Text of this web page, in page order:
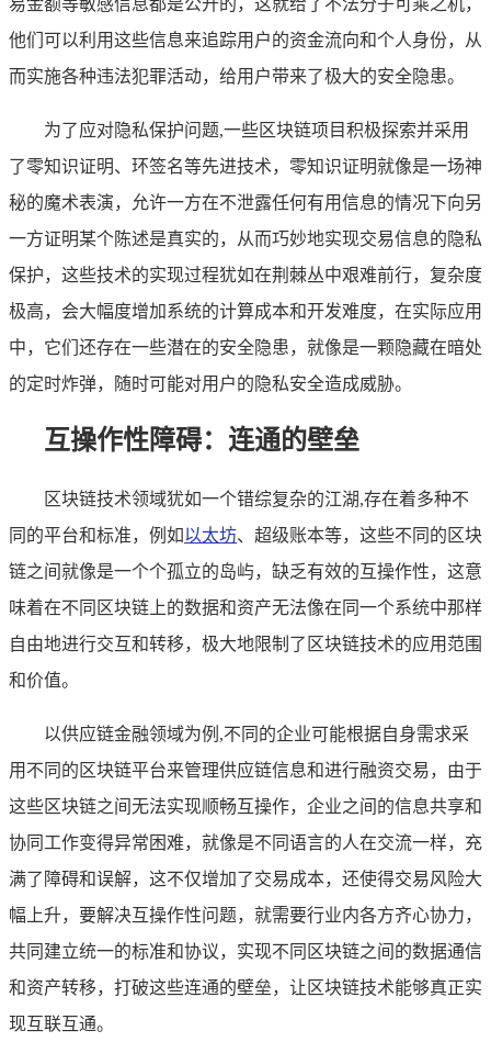
他们可以利用这些信息来追踪用户的资金流向和个人身份，从
而实施各种违法犯罪活动，给用户带来了极大的安全隐患。
为了应对隐私保护问题,一些区块链项目积极探索并采用
了零知识证明、环签名等先进技术，零知识证明就像是一场神
秘的魔术表演，允许一方在不泄露任何有用信息的情况下向另
一方证明某个陈述是真实的，从而巧妙地实现交易信息的隐私
保护，这些技术的实现过程犹如在荆棘丛中艰难前行，复杂度
极高，会大幅度增加系统的计算成本和开发难度，在实际应用
中，它们还存在一些潜在的安全隐患，就像是一颗隐藏在暗处
的定时炸弹，随时可能对用户的隐私安全造成威胁。
互操作性障碍：连通的壁垒
区块链技术领域犹如一个错综复杂的江湖,存在着多种不
同的平台和标准，例如以太坊、超级账本等，这些不同的区块
链之间就像是一个个孤立的岛屿，缺乏有效的互操作性，这意
味着在不同区块链上的数据和资产无法像在同一个系统中那样
自由地进行交互和转移，极大地限制了区块链技术的应用范围
和价值。
以供应链金融领域为例,不同的企业可能根据自身需求采
用不同的区块链平台来管理供应链信息和进行融资交易，由于
这些区块链之间无法实现顺畅互操作，企业之间的信息共享和
协同工作变得异常困难，就像是不同语言的人在交流一样，充
满了障碍和误解，这不仅增加了交易成本，还使得交易风险大
幅上升，要解决互操作性问题，就需要行业内各方齐心协力，
共同建立统一的标准和协议，实现不同区块链之间的数据通信
和资产转移，打破这些连通的壁垒，让区块链技术能够真正实
现互联互通。